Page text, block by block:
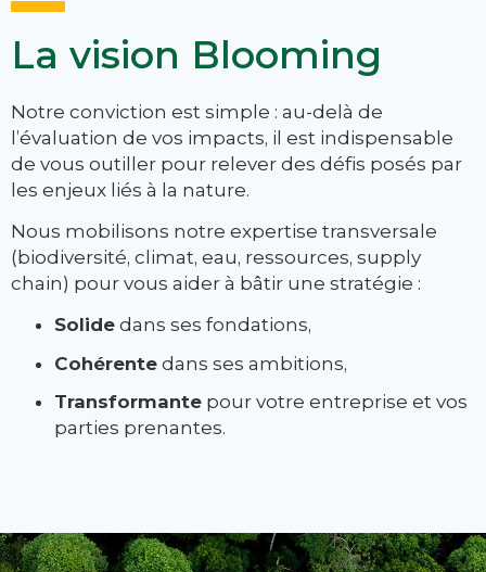
La vision Blooming
Notre conviction est simple : au-delà de
l’évaluation de vos impacts, il est indispensable
de vous outiller pour relever des défis posés par
les enjeux liés à la nature.
Nous mobilisons notre expertise transversale
(biodiversité, climat, eau, ressources, supply
chain) pour vous aider à bâtir une stratégie :
Solide dans ses fondations,
Cohérente dans ses ambitions,
Transformante pour votre entreprise et vos
parties prenantes.